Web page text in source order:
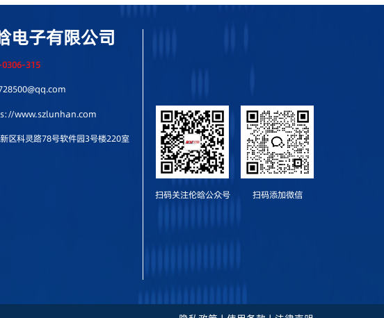
电子有限公司
315
www.szlunhan.com
区科灵路78号软件园3号楼220室
扫码关注伦晗公众号 扫码添加微信